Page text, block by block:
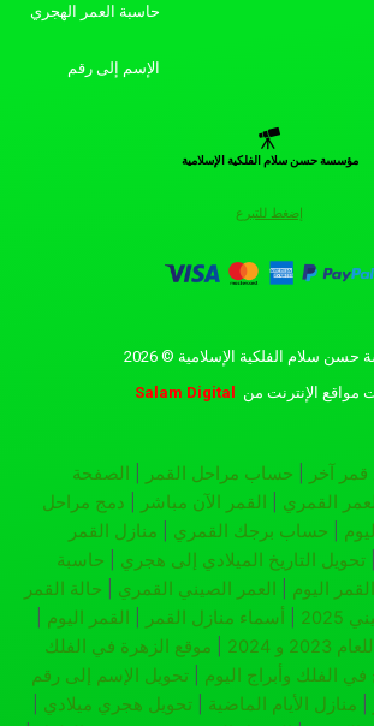
حاسبة العمر الهجري
الإسم إلى رقم
مؤسسة حسن سلام الفلكية الإسلامية
إضغط للتبرع
سلام الفلكية الإسلامية © 2026
مواقع الإنترنت من Salam Digital
آخر حساب مراحل القمر
الصفحة
القمري القمر الآن مباشر
دمج مراحل
حساب برجك القمري
منازل القمر
تحويل التاريخ الميلادي إلى هجري
حاسبة
اليوم العمر الصيني القمري
حالة القمر
أسماء منازل القمر القمر اليوم
و 2024
موقع الزهرة في الفلك
الفلك وأبراج اليوم
تحويل الإسم إلى رقم
منازل الأيام الماضية تحويل هجري ميلادي